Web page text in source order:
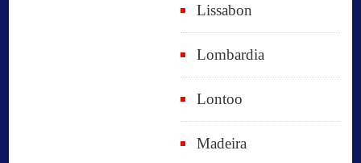
Lissabon
Lombardia
Lontoo
Madeira